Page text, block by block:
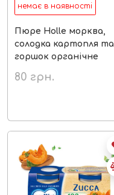
немає в наявності
Пюре Holle морква,
солодка картопля та
горшок органічне
80 грн.